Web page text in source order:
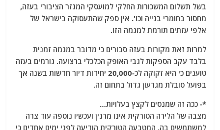
בשל תשלום המשכורות החלקי למועסקי המגזר הציבורי בעזה,
מחסור בחומרי בנייה וכו'. אין ספק שהתעסוקה בישראל של
אלפי עזתים תורמת למגמה הזו.
למרות זאת מקורות בעזה סבורים כי מדובר במגמה זמנית
בלבד עקב הספקות לגבי האופק הכלכלי ברצועה. גורמים בעזה
טוענים כי היא זקוקה לכ-20,000 יחידות דיור חדשות בשנה אך
בפועל סובלת מגרעון גדול בתחום זה.
*- ככה זה שמנסים לקצץ בעלויות…
מצבה של הלירה הטורקית אינו מרנין ועכשיו נוספה עוד צרה
למשתמשים בה. המטבעה הטורקית הודיעה לפני ימים אחדים כי